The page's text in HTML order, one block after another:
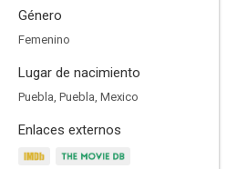
Género
Femenino
Lugar de nacimiento
Puebla, Puebla, Mexico
Enlaces externos